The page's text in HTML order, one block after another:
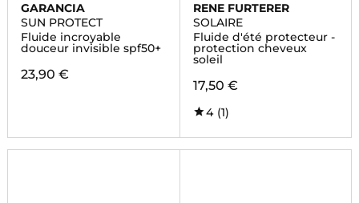
GARANCIA
SUN PROTECT
Fluide incroyable
douceur invisible spf50+
23,90 €
RENE FURTERER
SOLAIRE
Fluide d'été protecteur -
protection cheveux
soleil
17,50 €
4 (1)